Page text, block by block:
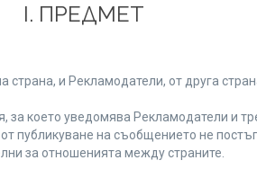
І. ПРЕДМЕТ
и Рекламодатели, от друга
което уведомява Рекламодатели и
публикуване на съобщението не
за отношенията между страните.